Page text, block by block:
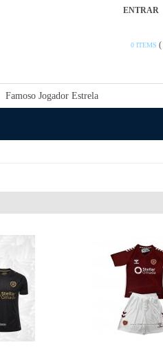
ENTRAR
0 ITEMS (
Famoso Jogador Estrela